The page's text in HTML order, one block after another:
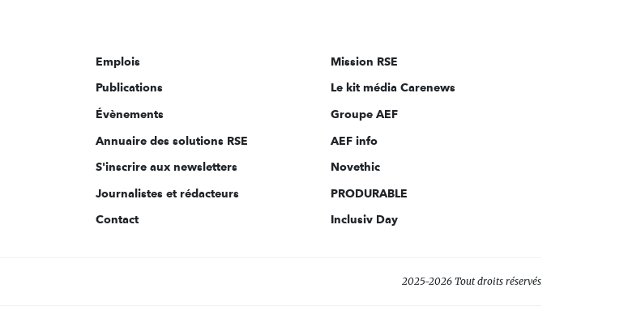
sur:
Emplois
Publications
Évènements
Annuaire des solutions RSE
S'inscrire aux newsletters
Journalistes et rédacteurs
Contact
Mission RSE
Le kit média Carenews
Groupe AEF
AEF info
Novethic
PRODURABLE
Inclusiv Day
2025-2026 Tout droits réservés